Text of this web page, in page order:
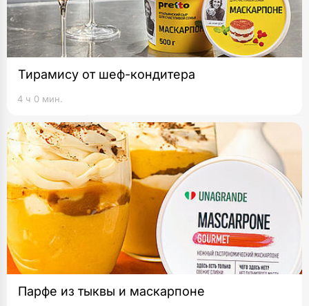
Тирамису от шеф-кондитера
4 ч 0 мин.
Парфе из тыквы и маскарпоне